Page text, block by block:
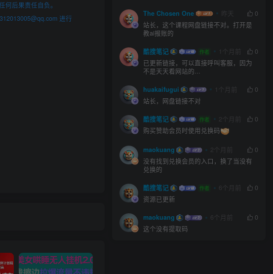
后果责任自负。
进行
The Chosen One 昨天
0
站长，这个课程网盘链接不对。打开是
教ai报账的
酷搜笔记 作者 1个月前
0
已更新链接，可以直接呼叫客服，因为
不是天天看网站的...
huakaifugui 1个月前
0
站长，网盘链接不对
酷搜笔记 作者 2个月前
0
购买赞助会员时使用兑换码
maokuang 2个月前
0
没有找到兑换会员的入口，换了当没有
兑换的
酷搜笔记 作者 6个月前
0
资源已更新
maokuang 6个月前
0
这个没有提取码